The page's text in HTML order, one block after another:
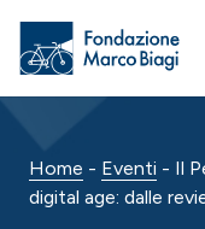
Home - Eventi - Il
digital age: dalle